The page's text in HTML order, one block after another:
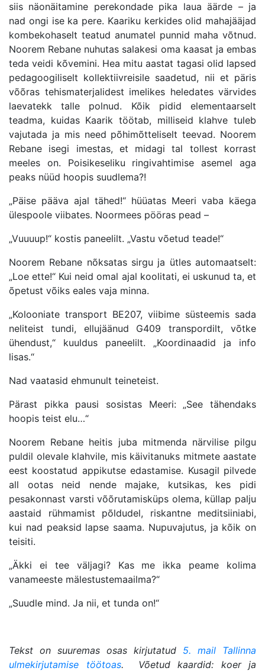
siis näonäitamine perekondade pika laua äärde – ja
nad ongi ise ka pere. Kaariku kerkides olid mahajääjad
kombekohaselt teatud anumatel punnid maha võtnud.
Noorem Rebane nuhutas salakesi oma kaasat ja embas
teda veidi kõvemini. Hea mitu aastat tagasi olid lapsed
pedagoogiliselt kollektiivreisile saadetud, nii et päris
võõras tehismaterjalidest imelikes heledates värvides
laevatekk talle polnud. Kõik pidid elementaarselt
teadma, kuidas Kaarik töötab, milliseid klahve tuleb
vajutada ja mis need põhimõtteliselt teevad. Noorem
Rebane isegi imestas, et midagi tal tollest korrast
meeles on. Poisikeseliku ringivahtimise asemel aga
peaks nüüd hoopis suudlema?!
„Päise pääva ajal tähed!“ hüüatas Meeri vaba käega
ülespoole viibates. Noormees pööras pead –
„Vuuuup!“ kostis paneelilt. „Vastu võetud teade!“
Noorem Rebane nõksatas sirgu ja ütles automaatselt:
„Loe ette!“ Kui neid omal ajal koolitati, ei uskunud ta, et
õpetust võiks eales vaja minna.
„Kolooniate transport BE207, viibime süsteemis sada
neliteist tundi, ellujäänud G409 transpordilt, võtke
ühendust,“ kuuldus paneelilt. „Koordinaadid ja info
lisas.“
Nad vaatasid ehmunult teineteist.
Pärast pikka pausi sosistas Meeri: „See tähendaks
hoopis teist elu…“
Noorem Rebane heitis juba mitmenda närvilise pilgu
puldil olevale klahvile, mis käivitanuks mitmete aastate
eest koostatud appikutse edastamise. Kusagil pilvede
all ootas neid nende majake, kutsikas, kes pidi
pesakonnast varsti võõrutamisküps olema, küllap palju
aastaid rühmamist põldudel, riskantne meditsiiniabi,
kui nad peaksid lapse saama. Nupuvajutus, ja kõik on
teisiti.
„Äkki ei tee väljagi? Kas me ikka peame kolima
vanameeste mälestustemaailma?“
„Suudle mind. Ja nii, et tunda on!“
Tekst on suuremas osas kirjutatud 5. mail Tallinna
ulmekirjutamise töötoas.
Võetud kaardid: koer ja